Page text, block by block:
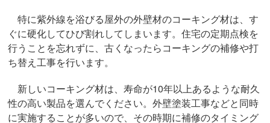
特に紫外線を浴びる屋外の外壁材のコーキング材は、す
ぐに硬化してひび割れしてしまいます。住宅の定期点検を
行うことを忘れずに、古くなったらコーキングの補修や打
ち替え工事を行います。
新しいコーキング材は、寿命が10年以上あるような耐久
性の高い製品を選んでください。外壁塗装工事などと同時
に実施することが多いので、その時期に補修のタイミング